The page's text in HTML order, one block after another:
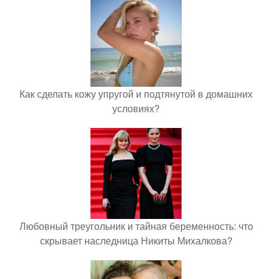
Как сделать кожу упругой и подтянутой в домашних
условиях?
Любовный треугольник и тайная беременность: что
скрывает наследница Никиты Михалкова?